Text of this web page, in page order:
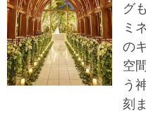
グ
ミ
の
空
う
刻